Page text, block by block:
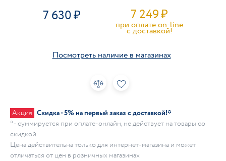
7 630 7 249₽
при оплате on-line
c доставкой!
Посмотреть наличие в магазинах
Акция Скидка - 5% на первый заказ с доставкой!*
* - суммируется при оплате-онлайн, не действует на товары со
скидкой.
Цена действительна только для интернет-магазина и может
отличаться от цен в розничных магазинах